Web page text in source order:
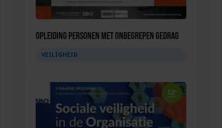
Opleiding Personen met onbegrepen gedrag
VEILIGHEID